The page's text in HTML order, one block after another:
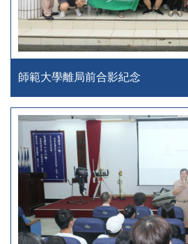
師範大學離局前合影紀念